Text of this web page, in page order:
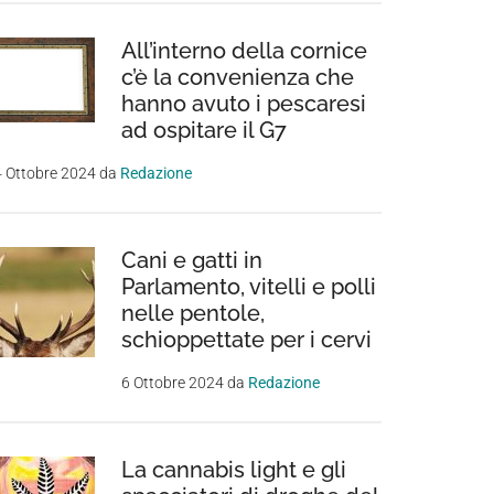
All’interno della cornice
c’è la convenienza che
hanno avuto i pescaresi
ad ospitare il G7
Ottobre 2024da Redazione
Cani e gatti in
Parlamento, vitelli e polli
nelle pentole,
schioppettate per i cervi
6 Ottobre 2024da Redazione
La cannabis light e gli